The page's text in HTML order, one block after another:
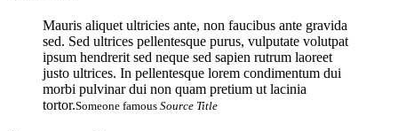
Mauris aliquet ultricies ante, non faucibus ante gravida
sed. Sed ultrices pellentesque purus, vulputate volutpat
ipsum hendrerit sed neque sed sapien rutrum laoreet
justo ultrices. In pellentesque lorem condimentum dui
morbi pulvinar dui non quam pretium ut lacinia
tortor.Someone famous Source Title